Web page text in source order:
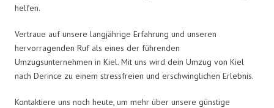
helfen.
Vertraue auf unsere langjährige Erfahrung und unseren
hervorragenden Ruf als eines der führenden
Umzugsunternehmen in Kiel. Mit uns wird dein Umzug von Kiel
nach Derince zu einem stressfreien und erschwinglichen Erlebnis.
Kontaktiere uns noch heute, um mehr über unsere günstige